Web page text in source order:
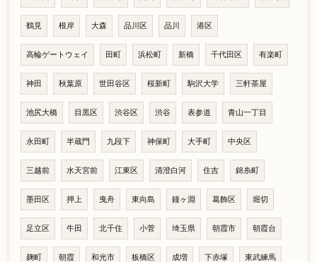
鶴見 根岸 大森 品川区 品川 港区
高輪ゲートウェイ 田町 浜松町 新橋 千代田区 有楽町
神田 秋葉原 世田谷区 桜新町 駒沢大学 三軒茶屋
池尻大橋 目黒区 渋谷区 渋谷 表参道 青山一丁目
永田町 半蔵門 九段下 神保町 大手町 中央区
三越前 水天宮前 江東区 清澄白河 住吉 錦糸町
墨田区 押上 曳舟 東向島 鐘ヶ淵 葛飾区 堀切
足立区 牛田 北千住 小菅 埼玉県 朝霞市 朝霞台
麹町 朝霞 和光市 板橋区 成増 下赤塚 東武練馬